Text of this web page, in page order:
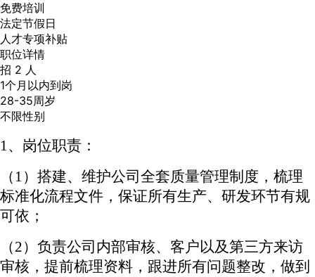
免费培训
法定节假日
人才专项补贴
职位详情
招 2 人
1个月以内到岗
28-35周岁
不限性别
1、 岗位职责：
（ 1） 搭建、维护公司全套质量管理制度，梳理
标准化流程文件，保证所有生产、研发环节有规
可依；
（2） 负责公司内部审核、客户以及第三方来访
审核，提前梳理资料，跟进所有问题整改，做到